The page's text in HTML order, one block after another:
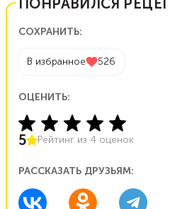
ПОНРАВИЛСЯ
СОХРАНИТЬ:
В избранное 526
ОЦЕНИТЬ:
5 Рейтинг из 4 оценок
РАССКАЗАТЬ ДРУЗЬЯМ: